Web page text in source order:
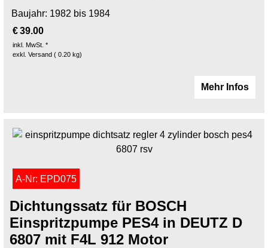
Baujahr: 1982 bis 1984
€39.00
inkl. MwSt. *
exkl. Versand
0.20 kg
Mehr Infos
A-Nr: EPD075
Dichtungssatz für BOSCH
Einspritzpumpe PES4 in DEUTZ D
6807 mit F4L 912 Motor